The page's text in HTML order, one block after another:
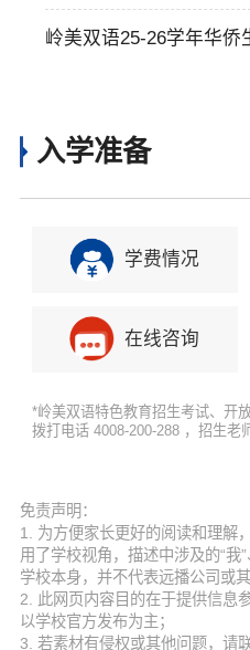
来了
岭美双语25-26学年华侨
入学准备
学费情况
在线咨询
*岭美双语特色教育招生考试、开
拨打电话 4008-200-288 ，招生老
免责声明：
1. 为方便家长更好的阅读和理解
用了学校视角，描述中涉及的“我
学校本身，并不代表远播公司或其
2. 此网页内容目的在于提供信息
以学校官方发布为主；
3. 若素材有侵权或其他问题，请